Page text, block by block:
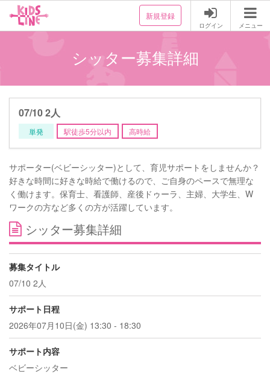
新規登録
ログイン メニュー
シッター募集詳細
07/10 2人
単発 駅徒歩5分以内 高時給
サポーター(ベビーシッター)として、育児サポートをしませんか？
好きな時間に好きな時給で働けるので、ご自身のペースで無理な
く働けます。保育士、看護師、産後ドゥーラ、主婦、大学生、W
ワークの方など多くの方が活躍しています。
シッター募集詳細
募集タイトル
07/10 2人
サポート日程
2026年07月10日(金) 13:30 - 18:30
サポート内容
ベビーシッター